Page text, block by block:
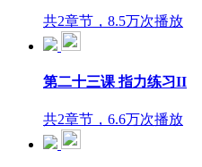
共2章节，8.5万次播放
第二十三课 指力练习II
共2章节，6.6万次播放